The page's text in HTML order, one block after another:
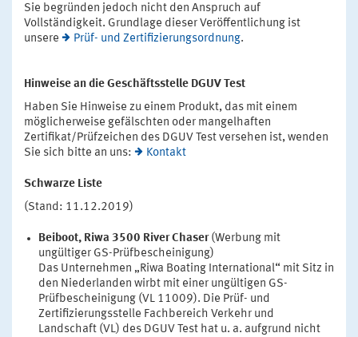
Sie begründen jedoch nicht den Anspruch auf
Vollständigkeit. Grundlage dieser Veröffentlichung ist
unsere
Prüf- und Zertifizierungsordnung.
Hinweise an die Geschäftsstelle DGUV Test
Haben Sie Hinweise zu einem Produkt, das mit einem
möglicherweise gefälschten oder mangelhaften
Zertifikat/Prüfzeichen des DGUV Test versehen ist, wenden
Sie sich bitte an uns:
Kontakt
Schwarze Liste
(Stand: 11.12.2019)
Beiboot, Riwa 3500 River Chaser (Werbung mit
ungültiger GS-Prüfbescheinigung)
Das Unternehmen „Riwa Boating International“ mit Sitz in
den Niederlanden wirbt mit einer ungültigen GS-
Prüfbescheinigung (VL 11009). Die Prüf- und
Zertifizierungsstelle Fachbereich Verkehr und
Landschaft (VL) des DGUV Test hat u. a. aufgrund nicht